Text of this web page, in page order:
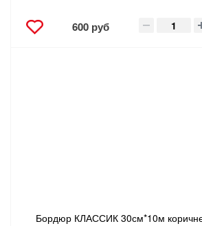
600 руб
Бордюр КЛАССИК 30см*10м